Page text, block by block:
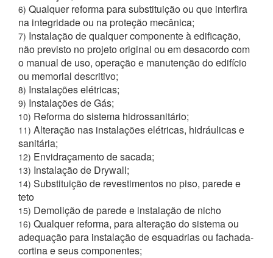
6) Qualquer reforma para substituição ou que interfira
na integridade ou na proteção mecânica;
7) Instalação de qualquer componente à edificação,
não previsto no projeto original ou em desacordo com
o manual de uso, operação e manutenção do edifício
ou memorial descritivo;
8) Instalações elétricas;
9) Instalações de Gás;
10) Reforma do sistema hidrossanitário;
11) Alteração nas instalações elétricas, hidráulicas e
sanitária;
12) Envidraçamento de sacada;
13) Instalação de Drywall;
14) Substituição de revestimentos no piso, parede e
teto
15) Demolição de parede e instalação de nicho
16) Qualquer reforma, para alteração do sistema ou
adequação para instalação de esquadrias ou fachada-
cortina e seus componentes;